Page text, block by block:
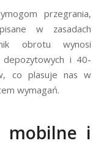
przegrania,
w zasadach
obrotu wynosi
i 40-
co plasuje nas w
wymagań.
mobilne i